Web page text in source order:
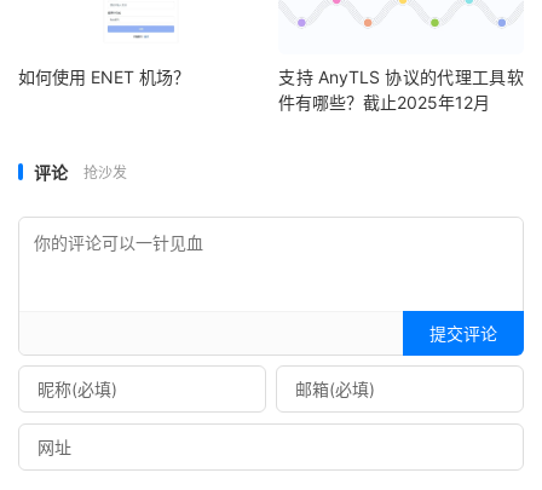
如何使用 ENET 机场？
支持 AnyTLS 协议的代理工具软
件有哪些？截止2025年12月
评论 抢沙发
提交评论